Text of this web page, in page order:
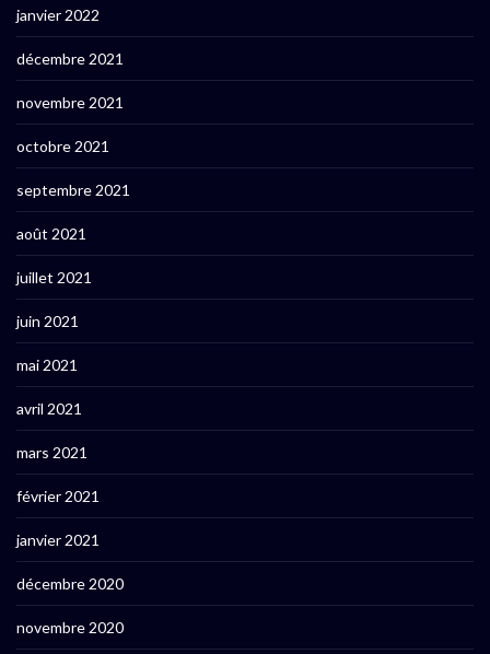
janvier 2022
décembre 2021
novembre 2021
octobre 2021
septembre 2021
août 2021
juillet 2021
juin 2021
mai 2021
avril 2021
mars 2021
février 2021
janvier 2021
décembre 2020
novembre 2020